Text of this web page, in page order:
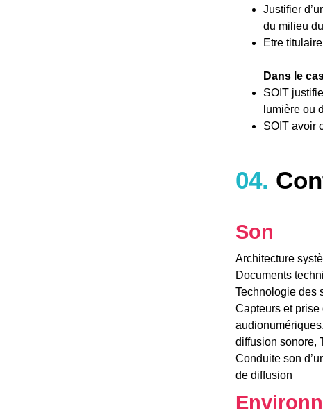
Justifier
du milieu
Etre
Dans le
SOIT
lumière ou
SOIT avoir
04.
Son
Architecture
Documents
Technologie des
Capteurs et prise
diffusion sonore,
Conduite son
de diffusion